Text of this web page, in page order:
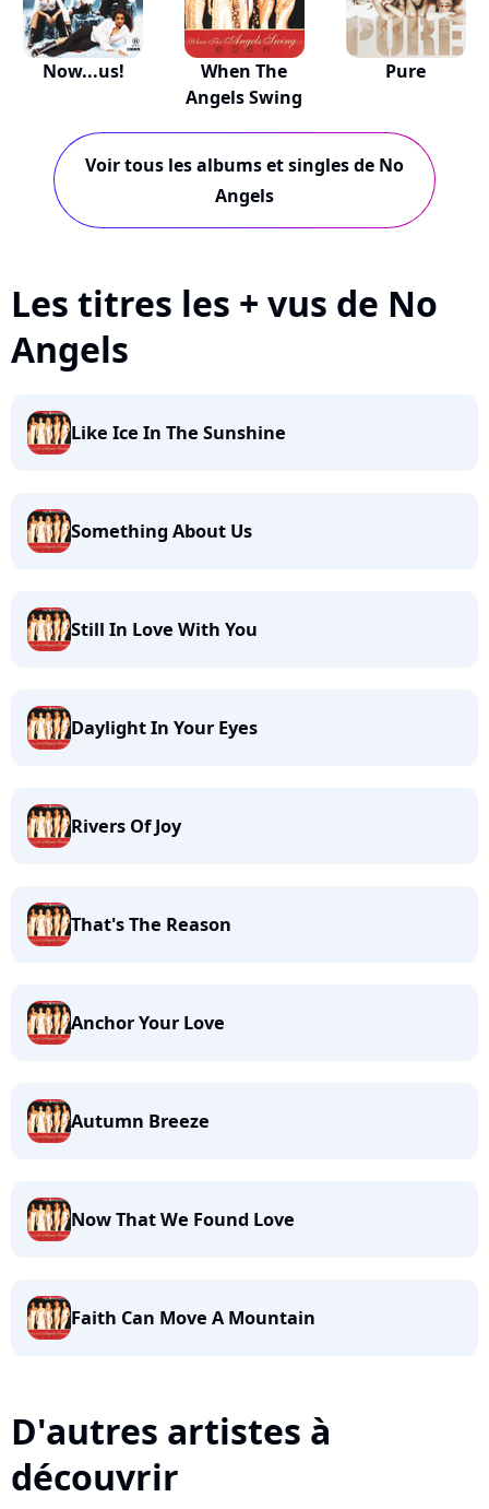
Now...us!
When The
Angels Swing
Pure
Voir tous les albums et singles de No
Angels
Les titres les + vus de No
Angels
Like Ice In The Sunshine
Something About Us
Still In Love With You
Daylight In Your Eyes
Rivers Of Joy
That's The Reason
Anchor Your Love
Autumn Breeze
Now That We Found Love
Faith Can Move A Mountain
D'autres artistes à
découvrir